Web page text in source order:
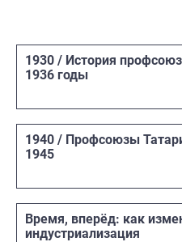
1930 / История
1936 годы
1940 / Профсоюзы
1945
Время, вперёд: как
индустриализация